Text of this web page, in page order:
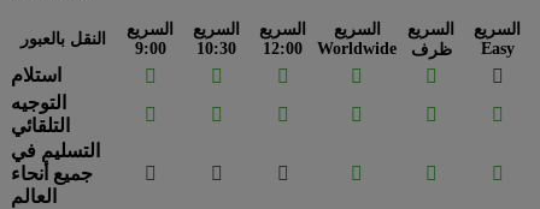
النقل بالعبور
السريع
9:00
السريع
10:30
السريع
12:00
السريع
Worldwide
السريع
ظرف
السريع
Easy
استلام     

التوجيه
التلقائي
    

التسليم في
جميع أنحاء
العالم
     